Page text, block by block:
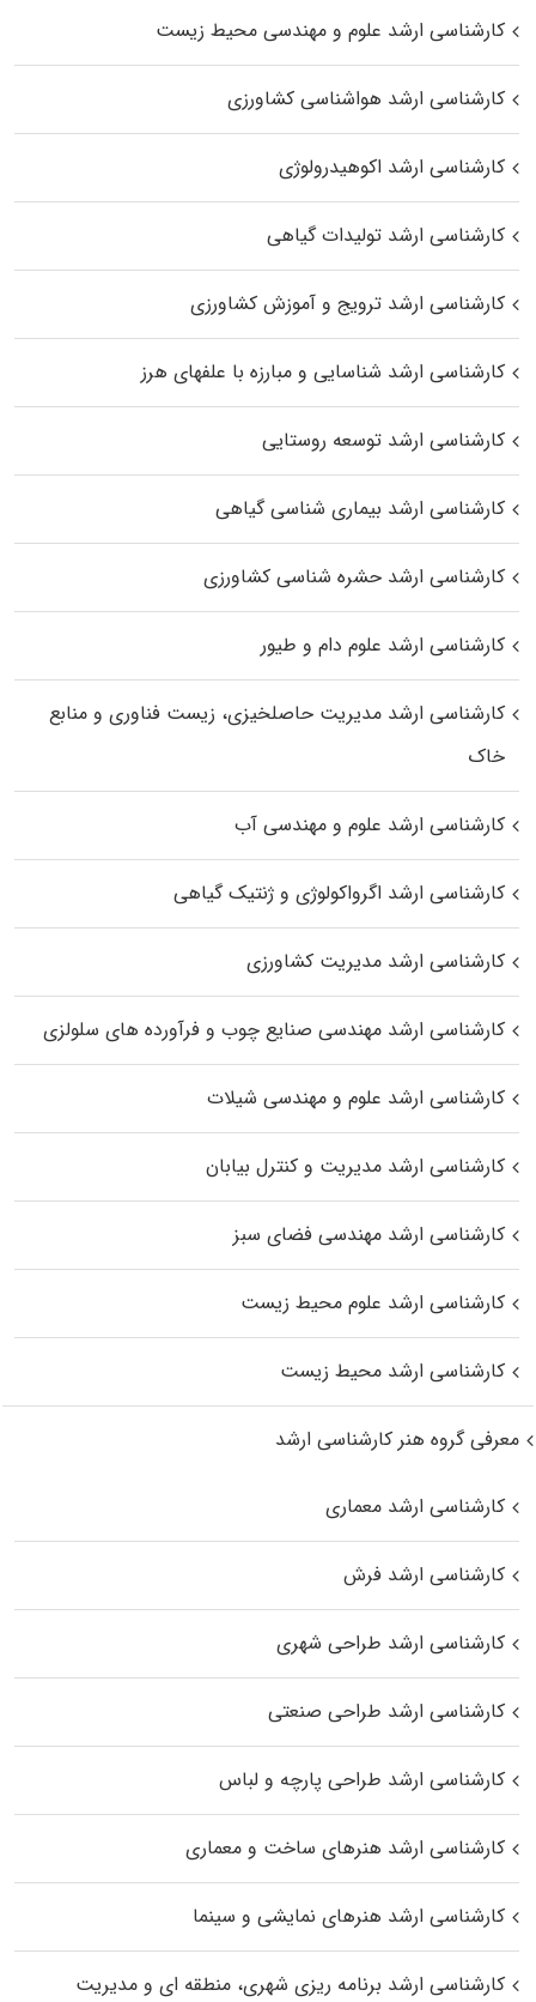
کارشناسی ارشد علوم و مهندسی محیط زیست
کارشناسی ارشد هواشناسی کشاورزی
کارشناسی ارشد اکوهیدرولوژی
کارشناسی ارشد تولیدات گیاهی
کارشناسی ارشد ترویج و آموزش کشاورزی
کارشناسی ارشد شناسایی و مبارزه با علفهای هرز
کارشناسی ارشد توسعه روستایی
کارشناسی ارشد بیماری‌ شناسی گیاهی
کارشناسی ارشد حشره‌ شناسی کشاورزی
کارشناسی ارشد علوم دام و طیور
کارشناسی ارشد مدیریت حاصلخیزی، زیست فناوری و منابع
خاک
کارشناسی ارشد علوم و مهندسی آب
کارشناسی ارشد اگرواکولوژی و ژنتیک گیاهی
کارشناسی ارشد مدیریت کشاورزی
کارشناسی ارشد مهندسی صنایع چوب و فرآورده‌ های سلولزی
کارشناسی ارشد علوم و مهندسی شیلات
کارشناسی ارشد مدیریت و کنترل بیابان
کارشناسی ارشد مهندسی فضای سبز
کارشناسی ارشد علوم محیط‌ زیست
کارشناسی ارشد محیط زیست
معرفی گروه هنر کارشناسی ارشد
کارشناسی ارشد معماری
کارشناسی ارشد فرش
کارشناسی ارشد طراحی شهری
کارشناسی ارشد طراحی صنعتی
کارشناسی ارشد طراحی پارچه و لباس
کارشناسی ارشد هنرهای ساخت و معماری
کارشناسی ارشد هنرهای نمایشی و سینما
کارشناسی ارشد برنامه ریزی شهری، منطقه‌ ای و مدیریت